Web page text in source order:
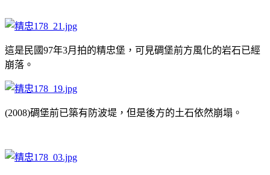
這是民國97年3月拍的精忠堡，可見碉堡前方風化的岩石已經
崩落。
(2008)碉堡前已築有防波堤，但是後方的土石依然崩塌。